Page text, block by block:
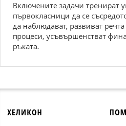
Включените задачи тренират
първокласници да се
да наблюдават, развиват
процеси, усъвършенстват
ръката.
ХЕЛИКОН